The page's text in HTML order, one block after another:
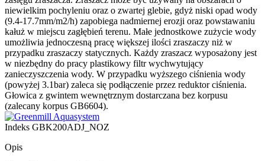
niewielkim pochyleniu oraz o zwartej glebie, gdyż niski opad wody
(9.4-17.7mm/m2/h) zapobiega nadmiernej erozji oraz powstawaniu
kałuż w miejscu zagłębień terenu. Małe jednostkowe zużycie wody
umożliwia jednoczesną pracę większej ilości zraszaczy niż w
przypadku zraszaczy statycznych. Każdy zraszacz wyposażony jest
w niezbędny do pracy plastikowy filtr wychwytujący
zanieczyszczenia wody. W przypadku wyższego ciśnienia wody
(powyżej 3.1bar) zaleca się podłączenie przez reduktor ciśnienia.
Głowica z gwintem wewnętrznym dostarczana bez korpusu
(zalecany korpus GB6604).
Indeks GBK200ADJ_NOZ
Opis